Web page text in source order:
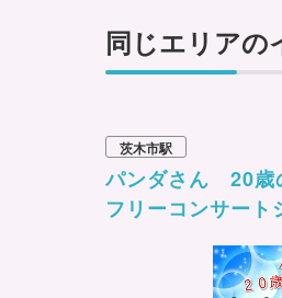
同じエリアの
茨木市駅
パンダさん 20歳
フリーコンサー